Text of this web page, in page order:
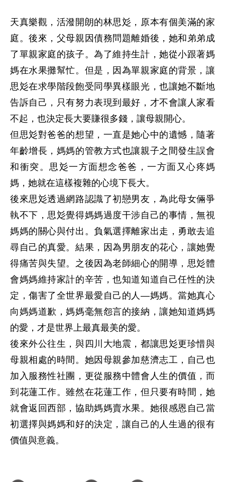
天真樂觀，活潑開朗的林思彣，原本有個美滿的家
庭。後來，父母親因債務問題離婚後，她和弟弟成
了單親家庭的孩子。為了維持生計，她從小跟著媽
媽在水果攤幫忙。但是，因為單親家庭的背景，讓
思彣在求學階段飽受同學異樣眼光，也讓她不斷地
告訴自己，只有努力表現到最好，才不會讓人家看
不起，也決定長大要賺很多錢，讓母親開心。
但思彣對爸爸的想望，一直是她心中的遺憾，隨著
年齡增長，媽媽的管教方式也讓親子之間發生誤會
和衝突。思彣一方面想念爸爸，一方面又心疼媽
媽，她就在這樣複雜的心境下長大。
後來思彣透過網路認識了初戀男友，為此母女倆爭
執不下，思彣覺得媽媽過度干涉自己的事情，無視
媽媽的關心與付出。負氣選擇離家出走，勇敢去追
尋自己的真愛。結果，因為男朋友的花心，讓她覺
得痛苦與失望。之後因為老師細心的開導，思彣體
會媽媽維持家計的辛苦，也知道知道自己任性的決
定，傷害了全世界最愛自己的人—媽媽。當她真心
向媽媽道歉，媽媽毫無怨言的接納，讓她知道媽媽
的愛，才是世界上最真最美的愛。
後來外公往生，與四川大地震，都讓思彣更珍惜與
母親相處的時間。她因母親參加慈濟志工，自己也
加入服務性社團，更從服務中體會人生的價值，而
到花蓮工作。雖然在花蓮工作，但只要有時間，她
就會返回西部，協助媽媽賣水果。她很感恩自己當
初選擇與媽媽和好的決定，讓自己的人生過的很有
價值與意義。